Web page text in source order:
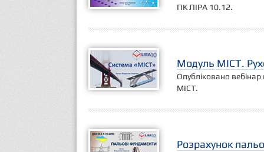
ПК ЛІРА 10.12.
Модуль МІСТ.
Опубліковано
МІСТ.
Розрахунок